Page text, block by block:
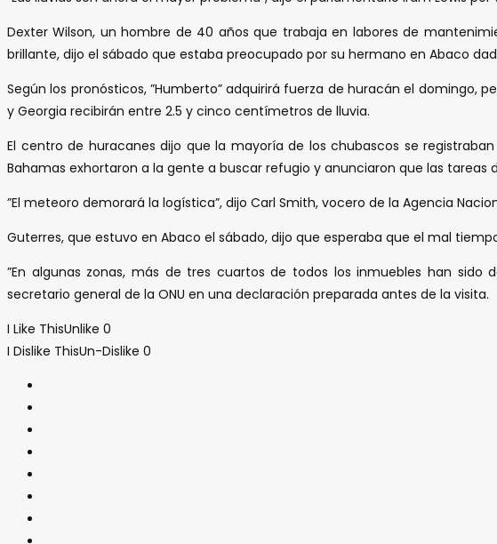
Dexter Wilson, un hombre de 40 años que trabaja en labores de
brillante, dijo el sábado que estaba preocupado por su hermano en Abaco
Según los pronósticos, ”Humberto” adquirirá fuerza de huracán el domingo,
y Georgia recibirán entre 2.5 y cinco centímetros de lluvia.
El centro de huracanes dijo que la mayoría de los chubascos se
Bahamas exhortaron a la gente a buscar refugio y anunciaron que las tareas
”El meteoro demorará la logística”, dijo Carl Smith, vocero de la Agencia
Guterres, que estuvo en Abaco el sábado, dijo que esperaba que el mal
”En algunas zonas, más de tres cuartos de todos los inmuebles han sido
secretario general de la ONU en una declaración preparada antes de la visita.
I Like ThisUnlike 0
I Dislike ThisUn-Dislike 0